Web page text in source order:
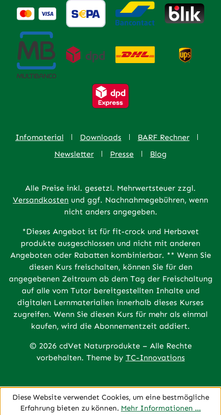
Infomaterial Downloads
BARF Rechner
Newsletter
Presse Blog
Alle Preise inkl. gesetzl. Mehrwertsteuer zzgl.
Versandkosten und ggf. Nachnahmegebühren, wenn
nicht anders angegeben.
*Dieses Angebot ist für fit-crock und Herbavet
produkte ausgeschlossen und nicht mit anderen
Angeboten oder Rabatten kombinierbar. ** Wenn Sie
diesen Kurs freischalten, können Sie für den
angegebenen Zeitraum ab dem Tag der Freischaltung
auf alle vom Tutor bereitgestellten Inhalte und
digitalen Lernmaterialien innerhalb dieses Kurses
zugreifen. Wenn Sie diesen Kurs für mehr als einmal
kaufen, wird die Abonnementzeit addiert.
© 2026 cdVet Naturprodukte – Alle Rechte
vorbehalten. Theme by TC-Innovations
Diese Website verwendet Cookies, um eine bestmögliche
Erfahrung bieten zu können. Mehr Informationen ...